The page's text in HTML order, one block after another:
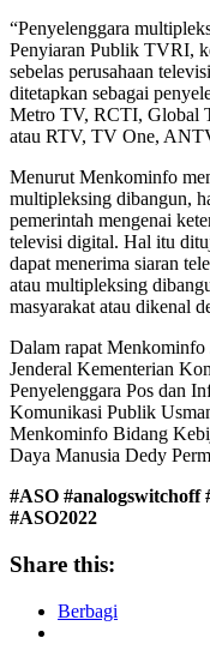
“Penyelenggara
Penyiaran Publik TVRI,
sebelas perusahaan
ditetapkan sebagai
Metro TV, RCTI, Global
atau RTV, TV One,
Menurut Menkominfo
multipleksing dibangun,
pemerintah mengenai
televisi digital. Hal itu
dapat menerima siaran
atau multipleksing
masyarakat atau dikenal
Dalam rapat Menkominfo
Jenderal Kementerian
Penyelenggara Pos dan
Komunikasi Publik
Menkominfo Bidang
Daya Manusia Dedy
#ASO #analogswitchoff
#ASO2022
Share this:
Berbagi